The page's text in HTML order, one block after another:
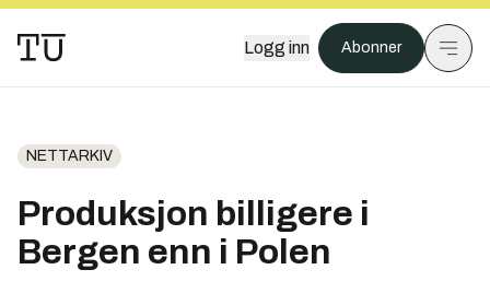
Logg inn Abonner
NETTARKIV
Produksjon billigere i
Bergen enn i Polen